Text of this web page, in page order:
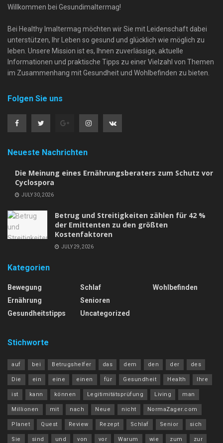
Willkommen bei Gesundimaltermag!
Bei Healthy Imaltermag möchten wir Sie mit Leidenschaft dabei
unterstützen, Ihr Leben so gesund und glücklich wie möglich zu
leben. Unsere Mission ist es, Ihnen zuverlässige, aktuelle
Informationen und praktische Tipps zu einer Vielzahl von Themen
im Zusammenhang mit Gesundheit und Wohlbefinden zu bieten.
Folgen Sie uns
Neueste Nachrichten
Die Meinung eines Ernährungsberaters zum Schutz vor
Cyclospora
JULY 30, 2026
Betrug und Streitigkeiten zählen für 42 %
der Emittenten zu den größten
Kostenfaktoren
JULY 29, 2026
Kategorien
Bewegung
Ernährung
Gesundheitstipps
Schlaf
Senioren
Uncategorized
Wohlbefinden
Stichworte
auf bei Betrugshelfer das dem den der des
Die ein eine einen für Gesundheit Health Ihre
ist kann können Legitimitätsprüfung Living man
Millionen mit nach Neue nicht NormaZager.com
Planet Quest Review Rezept Schlaf Senior sich
Sie sind und von vor Warum wie zum zur